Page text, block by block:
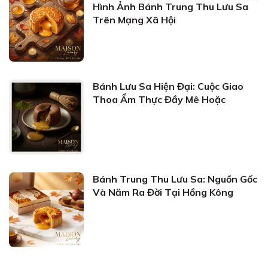
Hình Ảnh Bánh Trung Thu Lưu Sa
Trên Mạng Xã Hội
Bánh Lưu Sa Hiện Đại: Cuộc Giao
Thoa Ẩm Thực Đầy Mê Hoặc
Bánh Trung Thu Lưu Sa: Nguồn Gốc
Và Năm Ra Đời Tại Hồng Kông